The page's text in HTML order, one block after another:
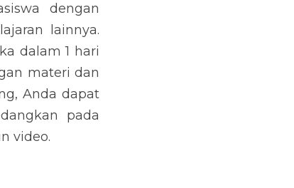
dengan
lainnya.
dalam 1 hari
materi dan
Anda dapat
pada
video.